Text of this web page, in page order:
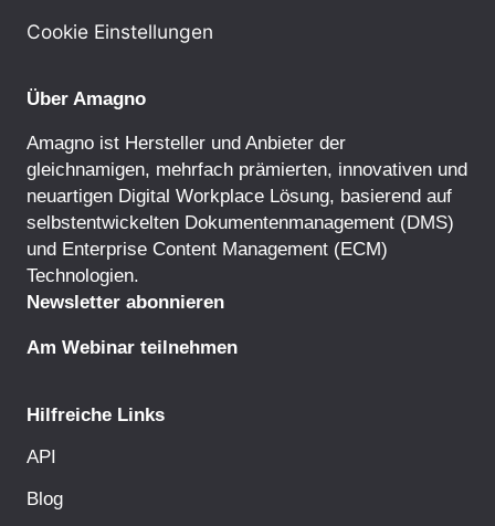
Cookie Einstellungen
Über Amagno
Amagno ist Hersteller und Anbieter der
gleichnamigen, mehrfach prämierten, innovativen und
neuartigen Digital Workplace Lösung, basierend auf
selbstentwickelten Dokumentenmanagement (DMS)
und Enterprise Content Management (ECM)
Technologien.
Newsletter abonnieren
Am Webinar teilnehmen
Hilfreiche Links
API
Blog